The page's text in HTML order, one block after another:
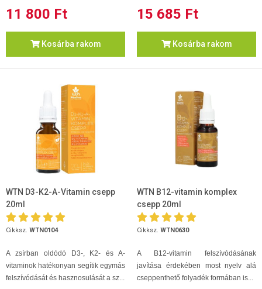
11 800 Ft
Kosárba rakom
15 685 Ft
Kosárba rakom
WTN D3-K2-A-Vitamin csepp
20ml
Cikksz. WTN0104
A zsírban oldódó D3-, K2- és A-
vitaminok hatékonyan segítik egymás
felszívódását és hasznosulását a sz...
WTN B12-vitamin komplex
csepp 20ml
Cikksz. WTN0630
A B12-vitamin felszívódásának
javítása érdekében most nyelv alá
cseppenthető folyadék formában is...